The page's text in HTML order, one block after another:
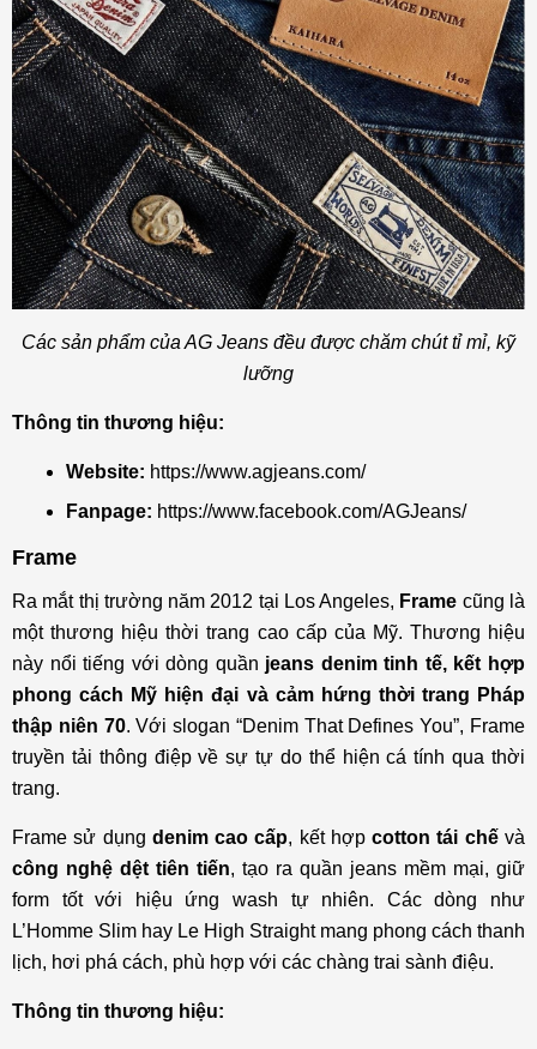
Các sản phẩm của AG Jeans đều được chăm chút tỉ mỉ, kỹ
lưỡng
Thông tin thương hiệu:
Website: https://www.agjeans.com/
Fanpage: https://www.facebook.com/AGJeans/
Frame
Ra mắt thị trường năm 2012 tại Los Angeles, Frame cũng là
một thương hiệu thời trang cao cấp của Mỹ. Thương hiệu
này nổi tiếng với dòng quần jeans denim tinh tế, kết hợp
phong cách Mỹ hiện đại và cảm hứng thời trang Pháp
thập niên 70. Với slogan “Denim That Defines You”, Frame
truyền tải thông điệp về sự tự do thể hiện cá tính qua thời
trang.
Frame sử dụng denim cao cấp, kết hợpcotton tái chếvà
công nghệ dệt tiên tiến, tạo ra quần jeans mềm mại, giữ
form tốt với hiệu ứng wash tự nhiên. Các dòng như
L’Homme Slim hay Le High Straight mang phong cách thanh
lịch, hơi phá cách, phù hợp với các chàng trai sành điệu.
Thông tin thương hiệu: